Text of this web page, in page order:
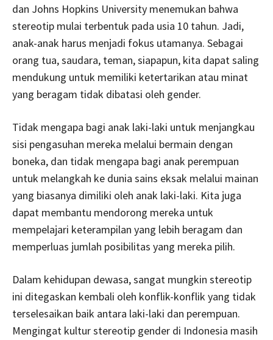
dan Johns Hopkins University menemukan bahwa
stereotip mulai terbentuk pada usia 10 tahun. Jadi,
anak-anak harus menjadi fokus utamanya. Sebagai
orang tua, saudara, teman, siapapun, kita dapat saling
mendukung untuk memiliki ketertarikan atau minat
yang beragam tidak dibatasi oleh gender.
Tidak mengapa bagi anak laki-laki untuk menjangkau
sisi pengasuhan mereka melalui bermain dengan
boneka, dan tidak mengapa bagi anak perempuan
untuk melangkah ke dunia sains eksak melalui mainan
yang biasanya dimiliki oleh anak laki-laki. Kita juga
dapat membantu mendorong mereka untuk
mempelajari keterampilan yang lebih beragam dan
memperluas jumlah posibilitas yang mereka pilih.
Dalam kehidupan dewasa, sangat mungkin stereotip
ini ditegaskan kembali oleh konflik-konflik yang tidak
terselesaikan baik antara laki-laki dan perempuan.
Mengingat kultur stereotip gender di Indonesia masih